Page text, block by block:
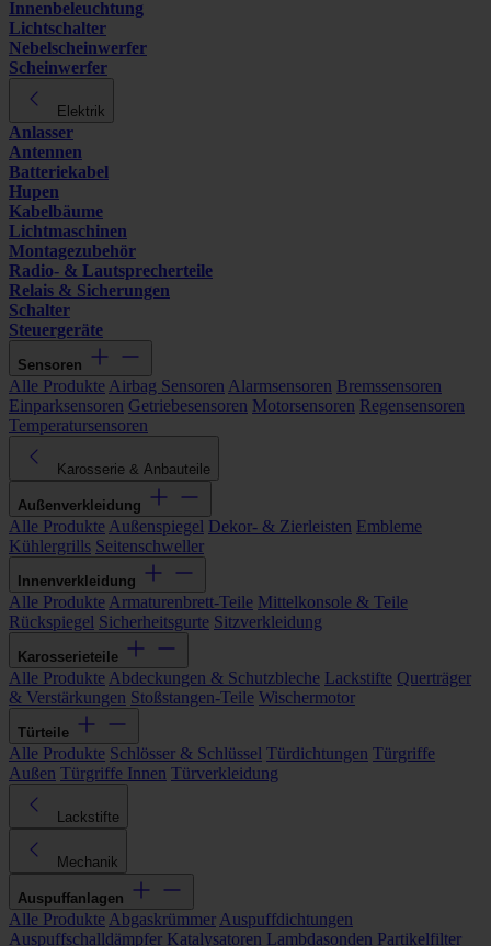
Innenbeleuchtung
Lichtschalter
Nebelscheinwerfer
Scheinwerfer
Elektrik
Anlasser
Antennen
Batteriekabel
Hupen
Kabelbäume
Lichtmaschinen
Montagezubehör
Radio- & Lautsprecherteile
Relais & Sicherungen
Schalter
Steuergeräte
Sensoren
Alle Produkte Airbag Sensoren Alarmsensoren Bremssensoren
Einparksensoren Getriebesensoren Motorsensoren Regensensoren
Temperatursensoren
Karosserie & Anbauteile
Außenverkleidung
Alle Produkte Außenspiegel Dekor- & Zierleisten Embleme
Kühlergrills Seitenschweller
Innenverkleidung
Alle Produkte Armaturenbrett-Teile Mittelkonsole & Teile
Rückspiegel Sicherheitsgurte Sitzverkleidung
Karosserieteile
Alle Produkte Abdeckungen & Schutzbleche Lackstifte Querträger
& Verstärkungen Stoßstangen-Teile Wischermotor
Türteile
Alle Produkte Schlösser & Schlüssel Türdichtungen Türgriffe
Außen Türgriffe Innen Türverkleidung
Lackstifte
Mechanik
Auspuffanlagen
Alle Produkte Abgaskrümmer Auspuffdichtungen
Auspuffschalldämpfer Katalysatoren Lambdasonden Partikelfilter